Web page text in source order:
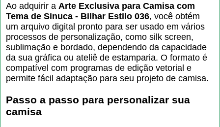
Ao adquirir a Arte Exclusiva para Camisa com
Tema de Sinuca - Bilhar Estilo 036, você obtém
um arquivo digital pronto para ser usado em vários
processos de personalização, como silk screen,
sublimação e bordado, dependendo da capacidade
da sua gráfica ou ateliê de estamparia. O formato é
compatível com programas de edição vetorial e
permite fácil adaptação para seu projeto de camisa.
Passo a passo para personalizar sua
camisa